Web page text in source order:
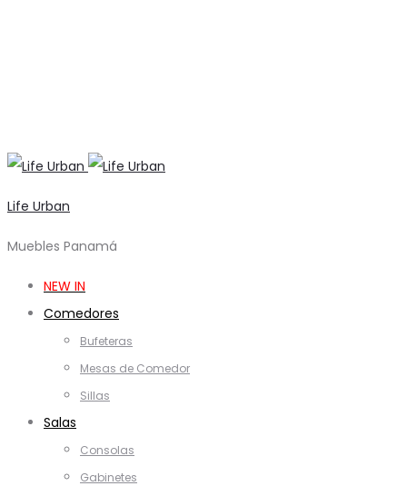
Life Urban
Muebles Panamá
NEW IN
Comedores
Bufeteras
Mesas de Comedor
Sillas
Salas
Consolas
Gabinetes